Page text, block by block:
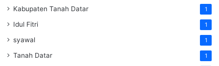
Kabupaten Tanah Datar 1
Idul Fitri 1
syawal 1
Tanah Datar 1